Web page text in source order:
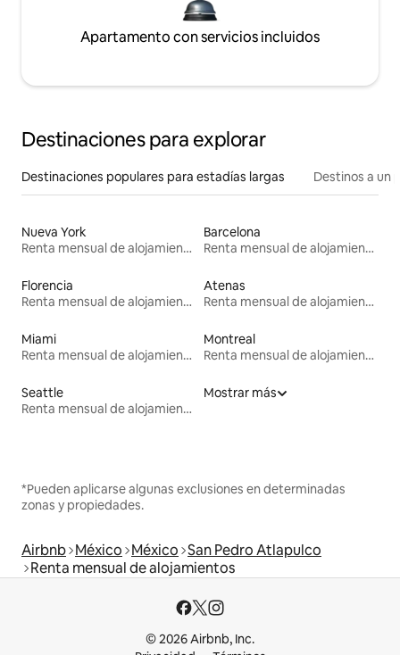
Apartamento con servicios incluidos
Destinaciones para explorar
Destinaciones populares para estadías largas Destinos a un
Nueva York
Renta mensual de alojamientos
Barcelona
Renta mensual de alojamientos
Florencia
Renta mensual de alojamientos
Atenas
Renta mensual de alojamientos
Miami
Renta mensual de alojamientos
Montreal
Renta mensual de alojamientos
Seattle
Renta mensual de alojamientos
Mostrar más
*Pueden aplicarse algunas exclusiones en determinadas
zonas y propiedades.
Airbnb México México San Pedro Atlapulco
Renta mensual de alojamientos
© 2026 Airbnb, Inc.